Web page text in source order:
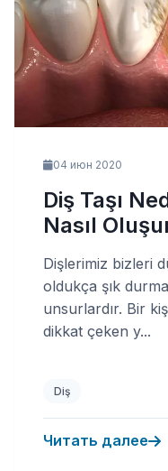
04 июн 2020
Diş Taşı
Nasıl
Dişlerimiz bizleri
oldukça şık
unsurlardır. Bir
dikkat çeken y...
Diş
Читать далее